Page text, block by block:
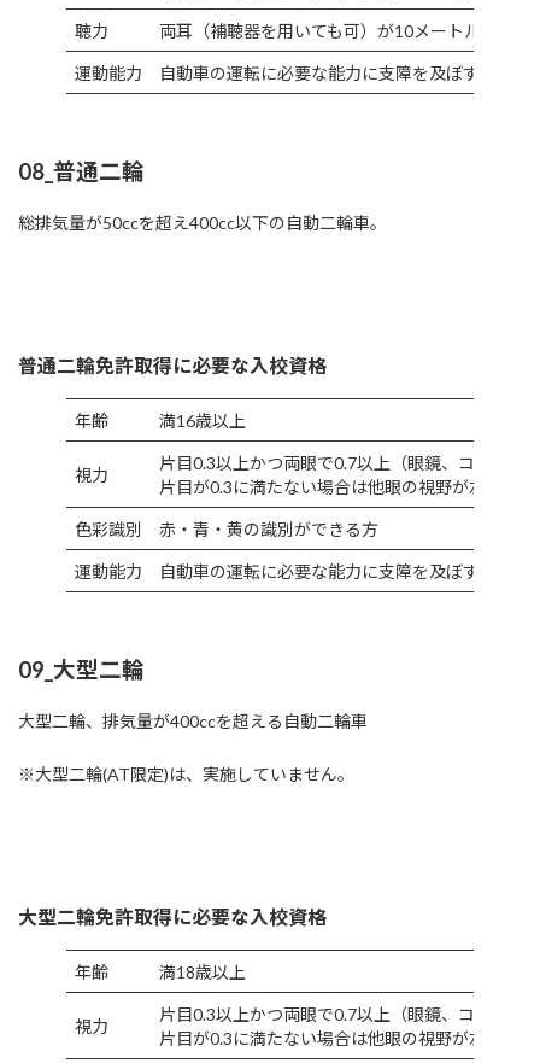
聴力 両耳（補聴器を用いても可）が10メートルの距
運動能力 自動車の運転に必要な能力に支障を及ぼすおそれ
08_普通二輪
総排気量が50ccを超え400cc以下の自動二輪車。
普通二輪免許取得に必要な入校資格
年齢 満16歳以上
視力
片目0.3以上かつ両眼で0.7以上（眼鏡、コンタク
片目が0.3に満たない場合は他眼の視野が左右150
色彩識別 赤・青・黄の識別ができる方
運動能力 自動車の運転に必要な能力に支障を及ぼすおそれ
09_大型二輪
大型二輪、排気量が400ccを超える自動二輪車
※大型二輪(AT限定)は、実施していません。
大型二輪免許取得に必要な入校資格
年齢 満18歳以上
視力
片目0.3以上かつ両眼で0.7以上（眼鏡、コンタク
片目が0.3に満たない場合は他眼の視野が左右150